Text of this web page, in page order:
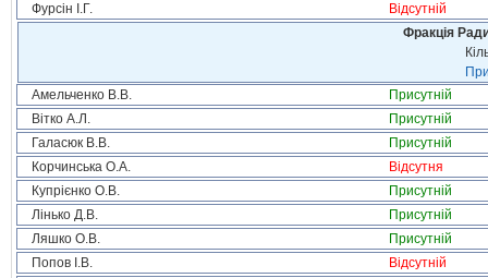
Фурсін І.Г.
Відсутній
Фракція
Амельченко В.В.
Присутній
Вітко А.Л.
Присутній
Галасюк В.В.
Присутній
Корчинська О.А.
Відсутня
Купрієнко О.В.
Присутній
Лінько Д.В.
Присутній
Ляшко О.В.
Присутній
Попов І.В.
Відсутній